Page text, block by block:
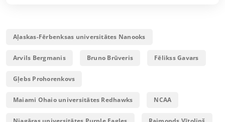
Aļaskas-Fērbenksas universitātes Nanooks
Arvils Bergmanis Bruno Brūveris Fēlikss Gavars
Gļebs Prohorenkovs
Maiami Ohaio universitātes Redhawks NCAA